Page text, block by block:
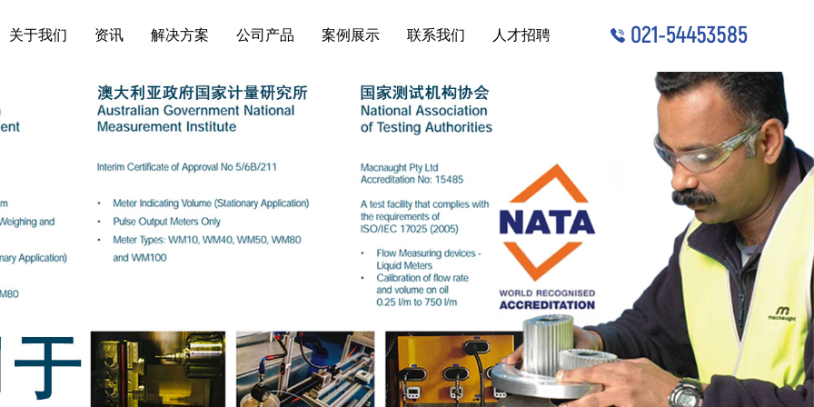
关于我们 资讯 解决方案 公司产品 案例展示 联系我们 人才招聘